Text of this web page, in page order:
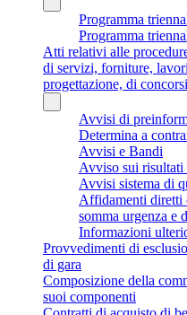
Programma
Programma
Atti relativi alle
di servizi, forniture,
progettazione, di
Avvisi di
Determina a
Avvisi e Bandi
Avviso sui risultati
Avvisi sistema di
Affidamenti diretti
somma urgenza e
Informazioni
Provvedimenti di
di gara
Composizione della
suoi componenti